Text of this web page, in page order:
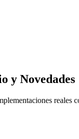
y Novedades
reales